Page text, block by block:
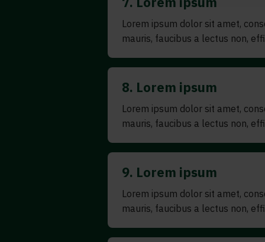
Lorem ipsum dolor sit amet,
mauris, faucibus a lectus non,
8. Lorem ipsum
Lorem ipsum dolor sit amet,
mauris, faucibus a lectus non,
9. Lorem ipsum
Lorem ipsum dolor sit amet,
mauris, faucibus a lectus non,